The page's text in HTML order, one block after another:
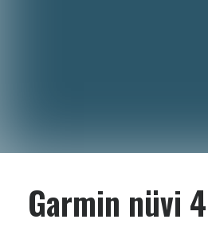
Garmin nüvi